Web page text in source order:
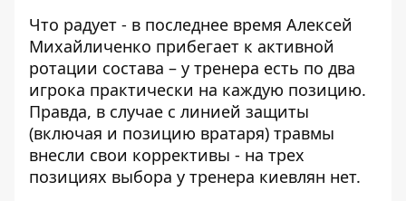
Что радует - в последнее время Алексей
Михайличенко прибегает к активной
ротации состава – у тренера есть по два
игрока практически на каждую позицию.
Правда, в случае с линией защиты
(включая и позицию вратаря) травмы
внесли свои коррективы - на трех
позициях выбора у тренера киевлян нет.